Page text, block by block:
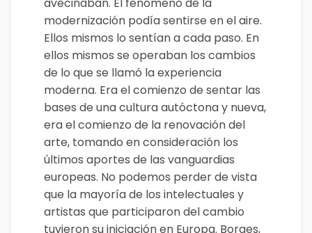
avecinaban. El fenómeno de la
modernización podía sentirse en el aire.
Ellos mismos lo sentían a cada paso. En
ellos mismos se operaban los cambios
de lo que se llamó la experiencia
moderna. Era el comienzo de sentar las
bases de una cultura autóctona y nueva,
era el comienzo de la renovación del
arte, tomando en consideración los
últimos aportes de las vanguardias
europeas. No podemos perder de vista
que la mayoría de los intelectuales y
artistas que participaron del cambio
tuvieron su iniciación en Europa. Borges,